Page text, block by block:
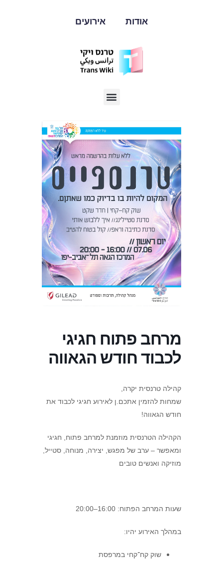
אודות אירועים
מרחב פתוח חגיגי
לכבוד חודש הגאווה
קהילה טרנסית יקרה,
שמחות להזמין אתכם.ן לאירוע חגיגי לכבוד את
חודש הגאווה!
הקהילה הטרנסית מוזמנת למרחב פתוח, חגיגי
ומאפשר – ערב של מפגש, יצירה, מנוחה, סטייל,
מוזיקה ואנשים טובים
שעות המרחב הפתוח: 16:00–20:00
במהלך האירוע יהיו:
שוק קח־קחי במרפסת